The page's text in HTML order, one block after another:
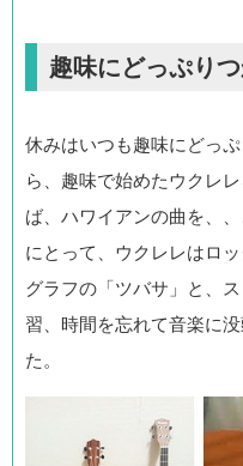
趣味にどっぷり
休みはいつも趣味にどっ
ら、趣味で始めたウクレ
ば、ハワイアンの曲を、
にとって、ウクレレはロ
グラフの「ツバサ」と、
習、時間を忘れて音楽に
た。